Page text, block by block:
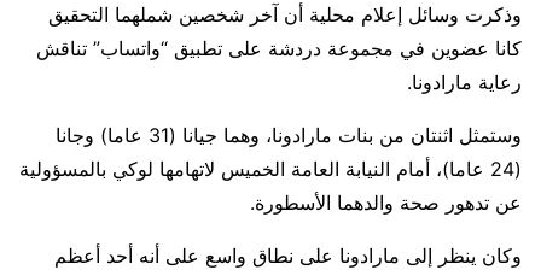
وذكرت وسائل إعلام محلية أن آخر شخصين شملهما التحقيق
كانا عضوين في مجموعة دردشة على تطبيق “واتساب” تناقش
رعاية مارادونا.
وستمثل اثنتان من بنات مارادونا، وهما جيانا (31 عاما) وجانا
(24 عاما)، أمام النيابة العامة الخميس لاتهامها لوكي بالمسؤولية
عن تدهور صحة والدهما الأسطورة.
وكان ينظر إلى مارادونا على نطاق واسع على أنه أحد أعظم